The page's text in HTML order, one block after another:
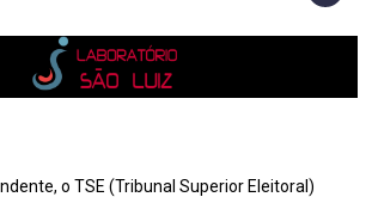
o TSE (Tribunal Superior Eleitoral)